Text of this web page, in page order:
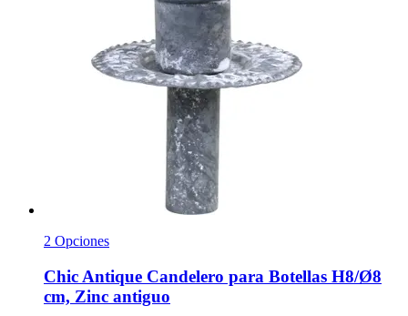
2 Opciones
Chic Antique Candelero para Botellas H8/Ø8
cm, Zinc antiguo